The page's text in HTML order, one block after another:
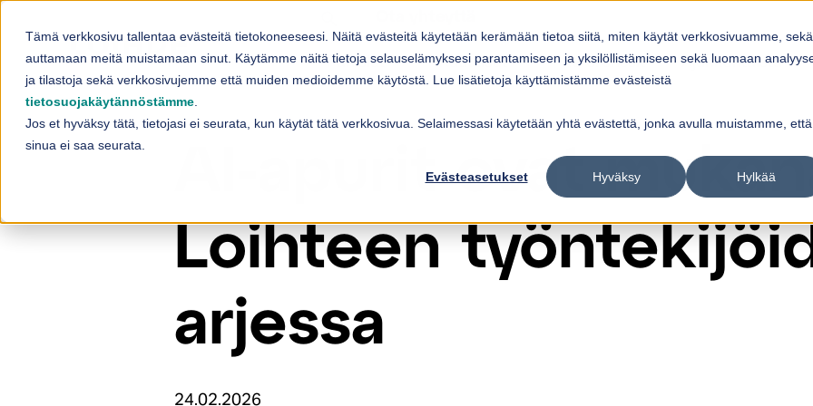
Tämä verkkosivu tallentaa evästeitä tietokoneeseesi. Näitä evästeitä käytetään kerämään tietoa siitä, miten käytät verkkosivuamme, sekä
auttamaan meitä muistamaan sinut. Käytämme näitä tietoja selauselämyksesi parantamiseen ja yksilöllistämiseen sekä luomaan
ja tilastoja sekä verkkosivujemme että muiden medioidemme käytöstä. Lue lisätietoja käyttämistämme evästeistä
tietosuojakäytännöstämme
Jos et hyväksy tätä, tietojasi ei seurata, kun käytät tätä verkkosivua. Selaimessasi käytetään yhtä evästettä, jonka avulla muistamme, että
sinua ei saa seurata.
Evästeasetukset Hyväksy Hylkää
Palvelut Show submenu forPalvelut
RatkaisutShow submenu forRatkaisut
Referenssit Ajankohtaista
AI-apurit ovat
Loihteen
arjessa
24.02.2026